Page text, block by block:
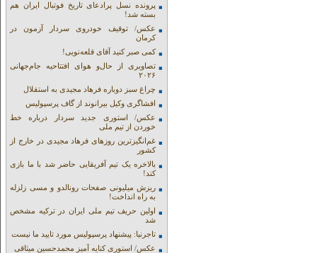
پرونده نسل پرادعای تاریخ فوتبال ایران هم
بسته شد!
عکس/ توقیف خودروی سردار آزمون در
کرمان
کمی صبر کنید آقای قلعه‌نویی!
تصاویری از حال‌و هوای افتتاحیه جام‌جهانی
۲۰۲۶
چراغ سبز دوباره فرهاد مجیدی به استقلال
افشاگری وکیل بیرانوند از گاف‌ پرسپولیس
عکس/ استوری جدید سردار درباره خط
خوردن از تیم ملی
غم‌انگیزترین روزهای فرهاد مجیدی در خارج از
کشور
بالاخره یک تیم آفریقایی حاضر شد با ما بازی
کند!
ریزش میلیونی صفحات رونالدو و مسی زلزله
به راه انداخت!
اولین حریف تیم ملی ایران در ترکیه مشخص
شد
تاجرنیا: پیشنهاد پرسپولیس مورد تایید ما نیست
عکس/ استوری کنایه آمیز محمدحسین میثاقی